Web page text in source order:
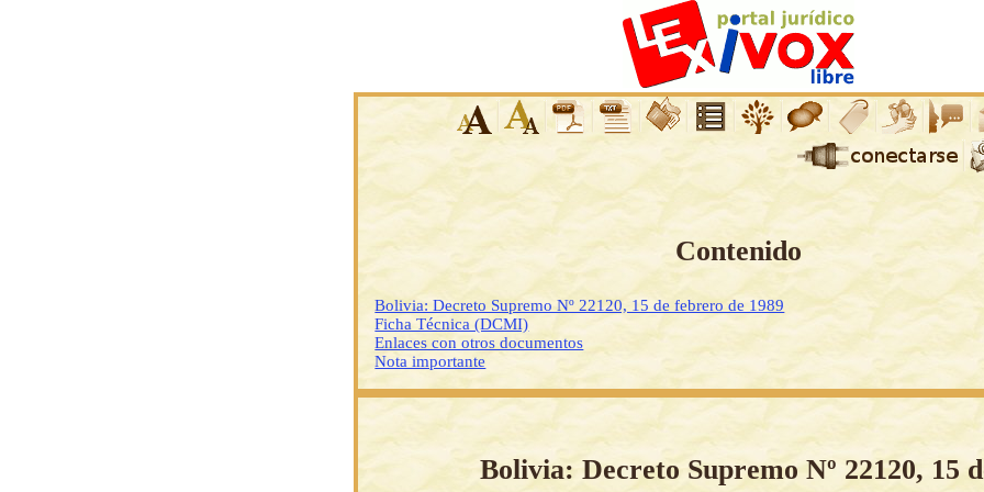
Contenido
Bolivia: Decreto Supremo Nº 22120, 15 de febrero de 1989
Ficha Técnica (DCMI)
Enlaces con otros documentos
Nota importante
Bolivia: Decreto Supremo Nº 22120, 15